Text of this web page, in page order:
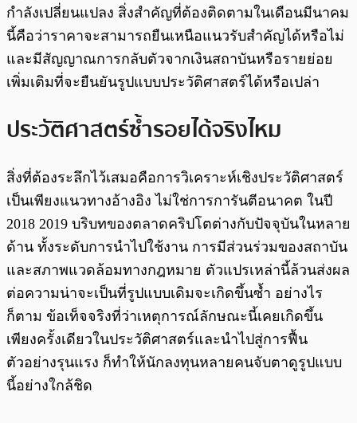
กำลังเปลี่ยนแปลง สิ่งสำคัญที่ต้องติดตามในเดือนมีนาคม
นี้คือว่าราคาจะสามารถยืนเหนือแนวรับสำคัญได้หรือไม่
และมีสัญญาณการกลับตัวจากเงินสถาบันหรือรายย่อย
เพิ่มเติมที่จะยืนยันรูปแบบประวัติศาสตร์ได้หรือเปล่า
ประวัติศาสตร์ซ้ำรอยได้จริงไหม
สิ่งที่ต้องระลึกไว้เสมอคือการวิเคราะห์เชิงประวัติศาสตร์
เป็นเพียงแนวทางอ้างอิง ไม่ใช่การการันตีอนาคต ในปี
2018 2019 บริบทของตลาดคริปโตต่างกับปัจจุบันในหลาย
ด้าน ทั้งระดับการนำไปใช้งาน การมีส่วนร่วมของสถาบัน
และสภาพแวดล้อมทางกฎหมาย ตัวแปรเหล่านี้ล้วนส่งผล
ต่อความน่าจะเป็นที่รูปแบบเดิมจะเกิดขึ้นซ้ำ อย่างไร
ก็ตาม ข้อเท็จจริงที่ว่าเหตุการณ์ลักษณะนี้เคยเกิดขึ้น
เพียงครั้งเดียวในประวัติศาสตร์และนำไปสู่การฟื้น
ตัวอย่างรุนแรง ก็ทำให้นักลงทุนหลายคนจับตาดูรูปแบบ
นี้อย่างใกล้ชิด